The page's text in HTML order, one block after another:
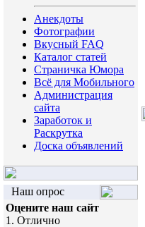
Анекдоты
Фотографии
Вкусный FAQ
Каталог статей
Страничка Юмора
Всё для Мобильного
Администрация
сайта
Заработок и
Раскрутка
Доска объявлений
Наш опрос
Оцените наш сайт
1. Отлично